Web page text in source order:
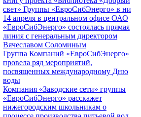
свет» Группы «ЕвроСибЭнерго» в ни
14 апреля в центральном офисе ОАО
«ЕвроСибЭнерго» состоялась прямая
линия с генеральным директором
Вячеславом Соломиным
Группа Компаний «ЕвроСибЭнерго»
провела ряд мероприятий,
посвященных международному Дню
воды
Компания «Заводские сети» группы
«ЕвроСибЭнерго» расскажет
нижегородским школьникам о